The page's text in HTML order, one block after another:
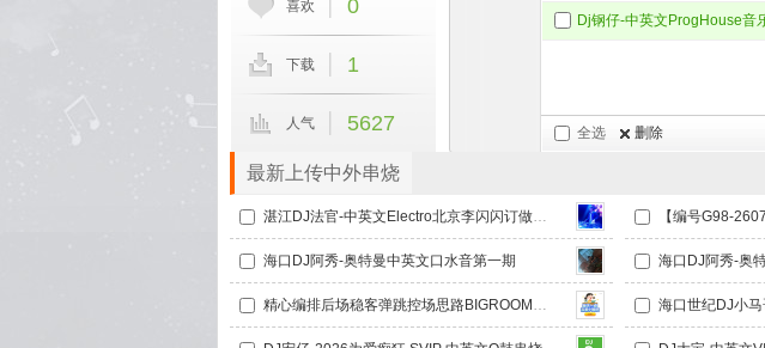
全选 删除
喜欢 0
下载 1
人气 5627
最新上传中外串烧
湛江DJ法官-中英文Electro北京李闪闪订做有情饮水饱丰田车载串烧
海口DJ阿秀-奥特曼中英文口水音第一期 海口DJ阿秀-奥
精心编排后场稳客弹跳控场思路BIGROOM国潮中英文ID-DJ串烧 海口世纪DJ小